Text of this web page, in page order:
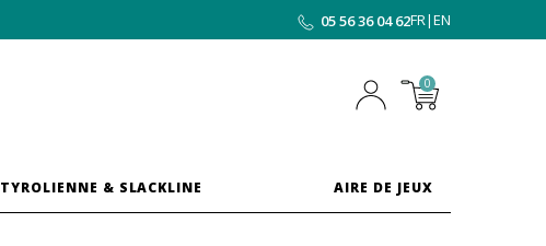
05 56 36 04 62FR|EN
0
TYROLIENNE & SLACKLINE AIRE DE JEUX